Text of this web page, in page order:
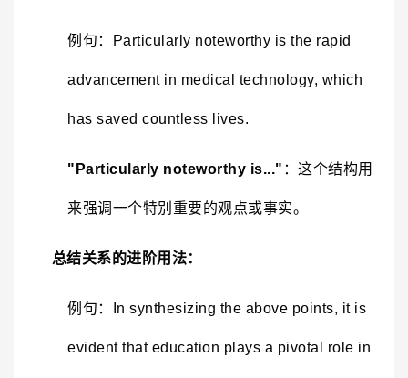
例句：Particularly noteworthy is the rapid
advancement in medical technology, which
has saved countless lives.
"Particularly noteworthy is..." ：这个结构用
来强调一个特别重要的观点或事实。
总结关系的进阶用法：
例句：In synthesizing the above points, it is
evident that education plays a pivotal role in